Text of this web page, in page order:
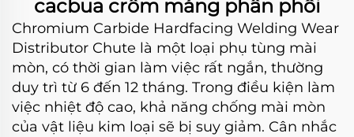
cacbua crôm máng phân phối
Chromium Carbide Hardfacing Welding Wear
Distributor Chute là một loại phụ tùng mài
mòn, có thời gian làm việc rất ngắn, thường
duy trì từ 6 đến 12 tháng. Trong điều kiện làm
việc nhiệt độ cao, khả năng chống mài mòn
của vật liệu kim loại sẽ bị suy giảm. Cân nhắc